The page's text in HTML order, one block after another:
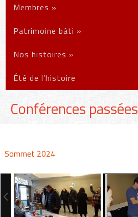
Membres »
Patrimoine bâti »
Nos histoires »
Été de l’histoire
Conférences passées
Sommet 2024